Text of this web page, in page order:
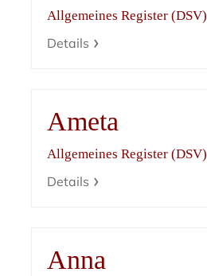
Allgemeines Register (DSV)
Details
Ameta
Allgemeines Register (DSV)
Details
Anna